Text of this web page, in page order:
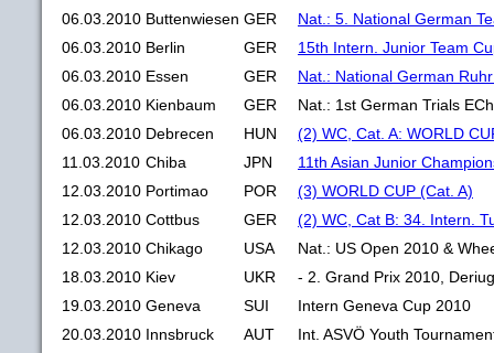
06.03.2010 Buttenwiesen GER
Nat.: 5. National German
06.03.2010 Berlin GER
15th Intern. Junior Team
06.03.2010 Essen GER
Nat.: National German
06.03.2010 Kienbaum GER
Nat.: 1st German Trials
06.03.2010 Debrecen HUN
(2) WC, Cat. A: WORLD
11.03.2010 Chiba JPN
11th Asian Junior
12.03.2010 Portimao POR
(3) WORLD CUP (Cat. A)
12.03.2010 Cottbus GER
(2) WC, Cat B: 34. Intern.
12.03.2010 Chikago USA
Nat.: US Open 2010 &
18.03.2010 Kiev UKR
- 2. Grand Prix 2010,
19.03.2010 Geneva SUI
Intern Geneva Cup 2010
20.03.2010 Innsbruck AUT
Int. ASVÖ Youth